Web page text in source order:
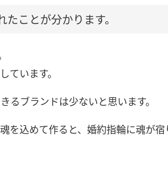
ことが分かります。
ています。
るブランドは少ないと思います。
を込めて作ると、婚約指輪に魂が宿